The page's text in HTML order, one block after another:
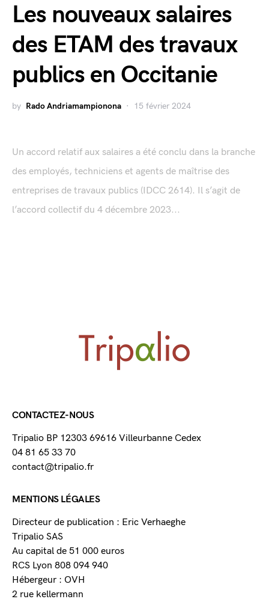
Les nouveaux salaires
des ETAM des travaux
publics en Occitanie
by Rado Andriamampionona 15 février 2024
Un accord relatif aux salaires a été conclu dans la branche
des employés, techniciens et agents de maîtrise des
entreprises de travaux publics (IDCC 2614). Il s’agit de
l’accord collectif du 4 décembre 2023...
CONTACTEZ-NOUS
Tripalio BP 12303 69616 Villeurbanne Cedex
04 81 65 33 70
contact@tripalio.fr
MENTIONS LÉGALES
Directeur de publication : Eric Verhaeghe
Tripalio SAS
Au capital de 51 000 euros
RCS Lyon 808 094 940
Hébergeur : OVH
2 rue kellermann